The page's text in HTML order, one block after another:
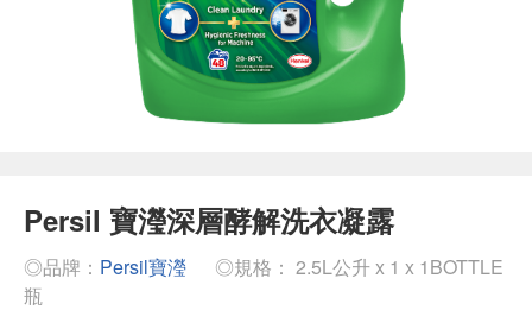
Persil 寶瀅深層酵解洗衣凝露
◎品牌： Persil寶瀅
◎規格： 2.5L公升 x 1 x 1BOTTLE
瓶